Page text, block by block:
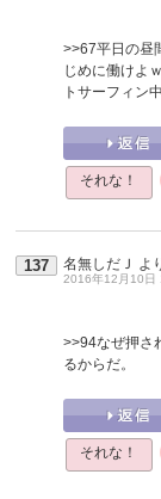
>>67平日の昼
じめに働けよ
トサーフィン
それな！
137 名無しだＪ よ
2016年12月10日
>>94なぜ押さ
るからだ。
それな！